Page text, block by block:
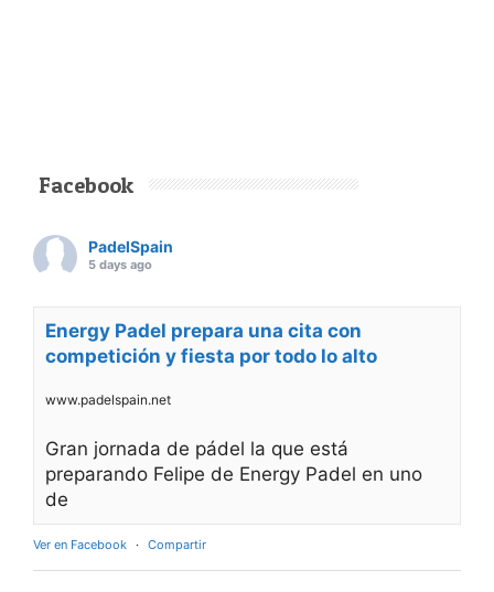
Facebook
PadelSpain
5 days ago
Energy Padel prepara una cita con
competición y fiesta por todo lo alto
www.padelspain.net
Gran jornada de pádel la que está
preparando Felipe de Energy Padel en uno
de
Ver en Facebook · Compartir